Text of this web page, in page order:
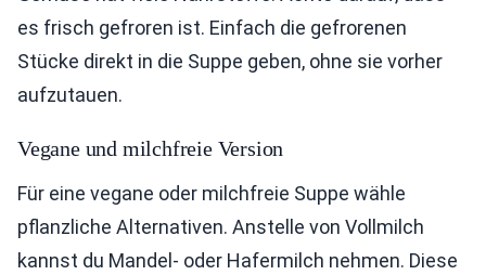
es frisch gefroren ist. Einfach die gefrorenen
Stücke direkt in die Suppe geben, ohne sie vorher
aufzutauen.
Vegane und milchfreie Version
Für eine vegane oder milchfreie Suppe wähle
pflanzliche Alternativen. Anstelle von Vollmilch
kannst du Mandel- oder Hafermilch nehmen. Diese